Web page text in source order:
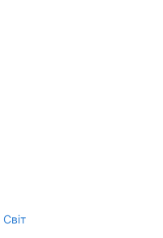
Світ